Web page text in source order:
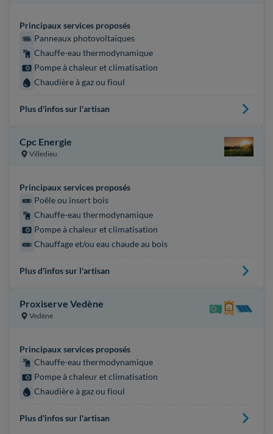
Principaux services proposés
Panneaux photovoltaïques
Chauffe-eau thermodynamique
Pompe à chaleur et climatisation
Chaudière à gaz ou fioul
Plus d'infos sur l'artisan
Cpc Energie
Villedieu
Principaux services proposés
Poêle ou insert bois
Chauffe-eau thermodynamique
Pompe à chaleur et climatisation
Chauffage et/ou eau chaude au bois
Plus d'infos sur l'artisan
Proxiserve Vedène
Vedène
Principaux services proposés
Chauffe-eau thermodynamique
Pompe à chaleur et climatisation
Chaudière à gaz ou fioul
Plus d'infos sur l'artisan